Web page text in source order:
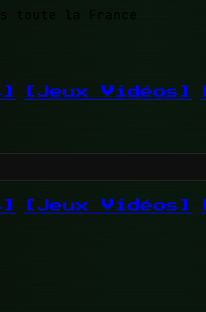
toute la France
[Jeux Vidéos]
[Jeux Vidéos]